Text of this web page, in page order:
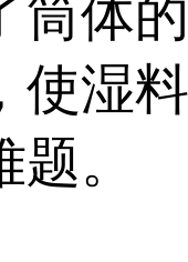
筒体
使湿
。